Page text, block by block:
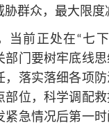
群众，最大限度
当前正处在“七
门要树牢底线思
，落实落细各项
部位，科学调配
紧急情况后第一